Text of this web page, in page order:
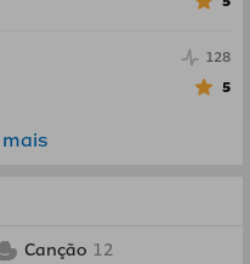
128
5
Canção 12